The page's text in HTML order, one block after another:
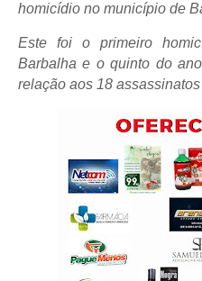
homicídio no município de
Este foi o primeiro
Barbalha e o quinto do
relação aos 18